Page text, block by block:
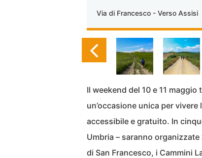
Via di Francesco - Verso Assisi
Il weekend del 10 e 11 maggio
un’occasione unica per
accessibile e gratuito. In
Umbria – saranno organizzate
di San Francesco, i Cammini